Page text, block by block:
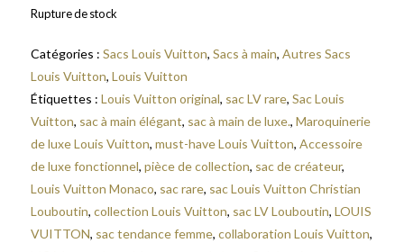
Rupture de stock
Catégories : Sacs Louis Vuitton, Sacs à main, Autres Sacs
Louis Vuitton, Louis Vuitton
Étiquettes : Louis Vuitton original, sac LV rare, Sac Louis
Vuitton, sac à main élégant, sac à main de luxe., Maroquinerie
de luxe Louis Vuitton, must-have Louis Vuitton, Accessoire
de luxe fonctionnel, pièce de collection, sac de créateur,
Louis Vuitton Monaco, sac rare, sac Louis Vuitton Christian
Louboutin, collection Louis Vuitton, sac LV Louboutin, LOUIS
VUITTON, sac tendance femme, collaboration Louis Vuitton,